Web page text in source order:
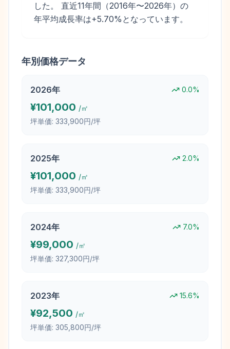
した。 直近11年間（2016年〜2026年）の
年平均成長率は+5.70%となっています。
年別価格データ
2026年 0.0%
¥101,000 /㎡
坪単価: 333,900円/坪
2025年 2.0%
¥101,000 /㎡
坪単価: 333,900円/坪
2024年 7.0%
¥99,000 /㎡
坪単価: 327,300円/坪
2023年 15.6%
¥92,500 /㎡
坪単価: 305,800円/坪